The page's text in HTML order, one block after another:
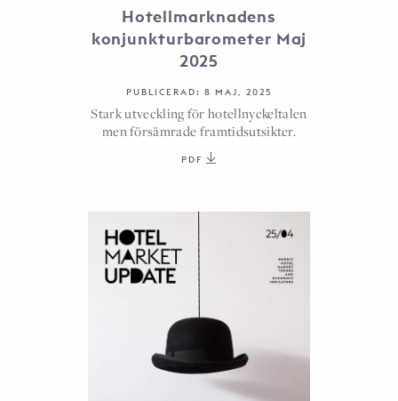
Hotellmarknadens
konjunkturbarometer Maj
2025
PUBLICERAD: 8 MAJ, 2025
Stark utveckling för hotellnyckeltalen
men försämrade framtidsutsikter.
PDF